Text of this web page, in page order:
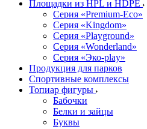
Площадки из HPL и HDPE
Серия «Premium-Eco»
Серия «Kingdom»
Серия «Playground»
Серия «Wonderland»
Серия «Эко-play»
Продукция для парков
Спортивные комплексы
Топиар фигуры
Бабочки
Белки и зайцы
Буквы